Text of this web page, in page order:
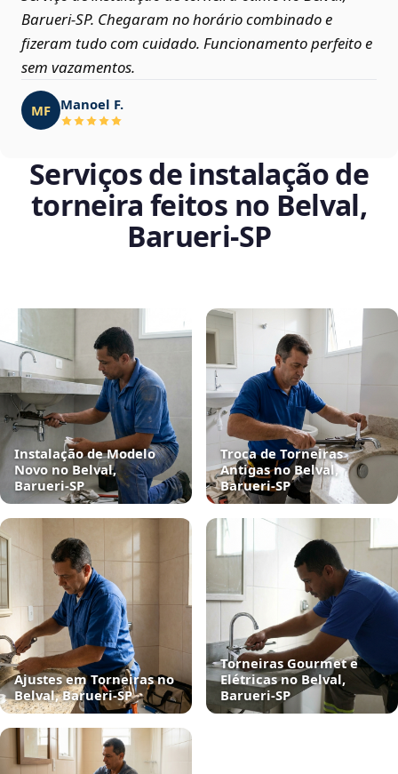
Barueri‑SP. Chegaram no horário combinado e
fizeram tudo com cuidado. Funcionamento perfeito e
sem vazamentos.
MF Manoel F.
Serviços de instalação de
torneira feitos no Belval,
Barueri‑SP
Instalação de Modelo
Novo no Belval,
Barueri‑SP
Troca de Torneiras
Antigas no Belval,
Barueri‑SP
Ajustes em Torneiras no
Belval, Barueri‑SP
Torneiras Gourmet e
Elétricas no Belval,
Barueri‑SP